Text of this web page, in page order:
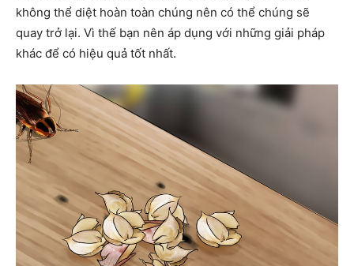
không thể diệt hoàn toàn chúng nên có thể chúng sẽ
quay trở lại. Vì thế bạn nên áp dụng với những giải pháp
khác để có hiệu quả tốt nhất.